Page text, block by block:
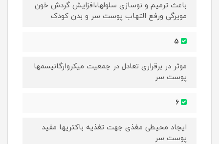
باعث ترمیم و نوسازی سلولها،افزایش گردش خون
مویرگی ورفع التهاب پوست سر و بدن کودک
موثر در برقراری تعادل در جمعیت میکروارگانیسمها
پوست سر
ایجاد محیطی مغذی جهت تغذیه باکتریها مفید
پوست سر